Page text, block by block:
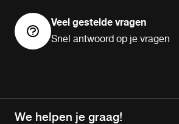
Veel gestelde vragen
Snel antwoord op je vragen
We helpen je graag!